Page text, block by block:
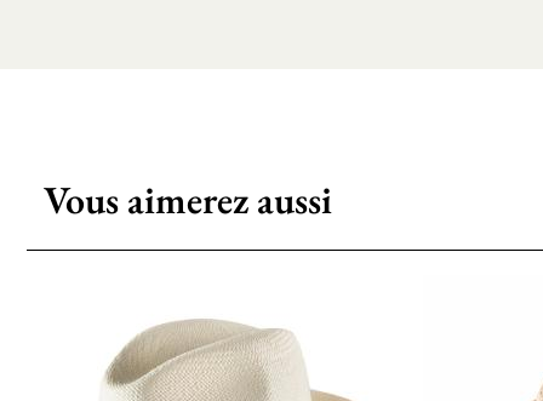
Vous aimerez aussi